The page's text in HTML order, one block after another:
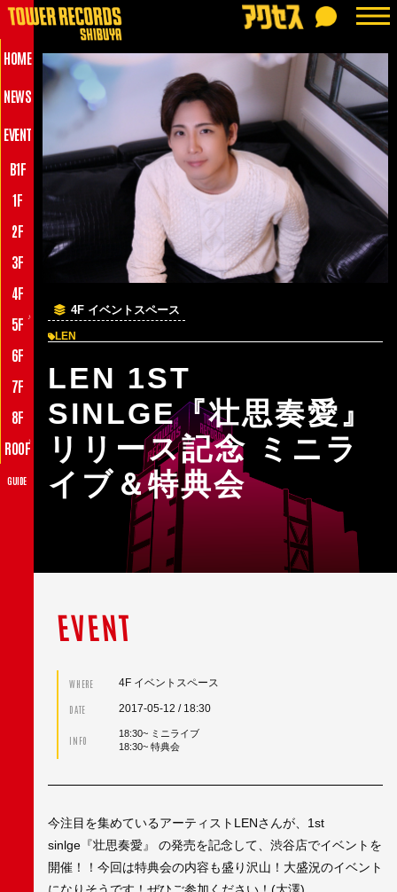
HOME
NEWS
EVENT
B1F
1F
2F
3F
4F
5F
♪
6F
7F
8F
ROOF♪
GUIDE
4F イベントスペース
LEN
LEN 1ST
SINLGE『壮思奏愛』
リリース記念 ミニラ
イブ＆特典会
EVENT
WHERE 4F イベントスペース
DATE 2017-05-12 / 18:30
INFO
18:30~ ミニライブ
18:30~ 特典会
今注目を集めているアーティストLENさんが、1st
sinlge『壮思奏愛』 の発売を記念して、渋谷店でイベントを
開催！！今回は特典会の内容も盛り沢山！大盛況のイベント